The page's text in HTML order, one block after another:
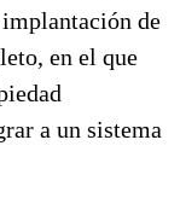
de
en el que
a un sistema